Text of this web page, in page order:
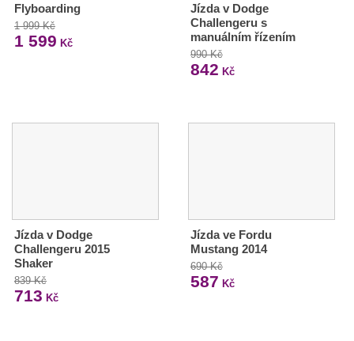
Flyboarding
1 999 Kč
1 599 Kč
Jízda v Dodge
Challengeru s
manuálním řízením
990 Kč
842 Kč
Jízda v Dodge
Challengeru 2015
Shaker
839 Kč
713 Kč
Jízda ve Fordu
Mustang 2014
690 Kč
587 Kč